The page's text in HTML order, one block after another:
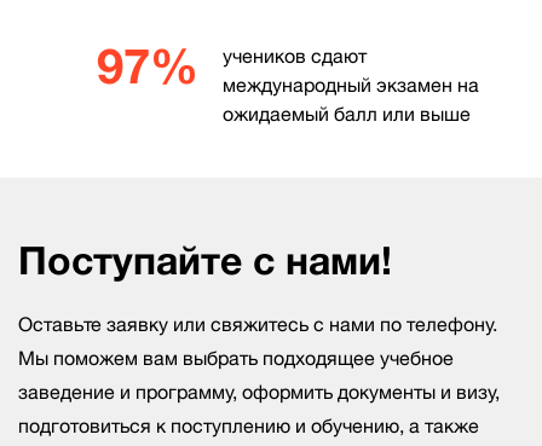
97%
учеников сдают
международный экзамен на
ожидаемый балл или выше
Поступайте с нами!
Оставьте заявку или свяжитесь с нами по телефону.
Мы поможем вам выбрать подходящее учебное
заведение и программу, оформить документы и визу,
подготовиться к поступлению и обучению, а также